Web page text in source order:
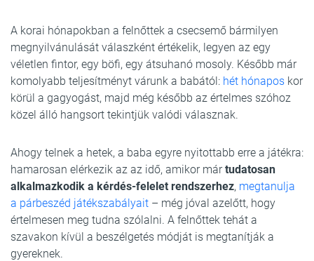
A korai hónapokban a felnőttek a csecsemő bármilyen
megnyilvánulását válaszként értékelik, legyen az egy
véletlen fintor, egy böfi, egy átsuhanó mosoly. Később már
komolyabb teljesítményt várunk a babától: hét hónapos kor
körül a gagyogást, majd még később az értelmes szóhoz
közel álló hangsort tekintjük valódi válasznak.
Ahogy telnek a hetek, a baba egyre nyitottabb erre a játékra:
hamarosan elérkezik az az idő, amikor mártudatosan
alkalmazkodik a kérdés-felelet rendszerhez, megtanulja
a párbeszéd játékszabályait – még jóval azelőtt, hogy
értelmesen meg tudna szólalni. A felnőttek tehát a
szavakon kívül a beszélgetés módját is megtanítják a
gyereknek.